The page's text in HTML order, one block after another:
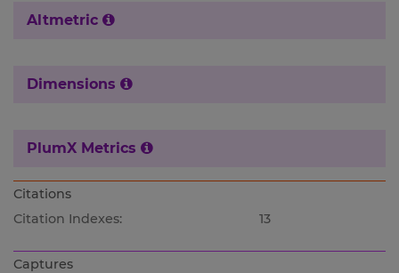
Altmetric
Dimensions
PlumX Metrics
Citations
Citation Indexes:
13
Captures